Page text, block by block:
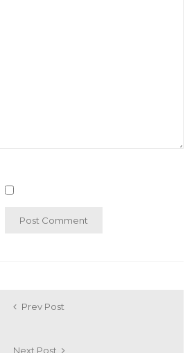
Prev Post
Next Post